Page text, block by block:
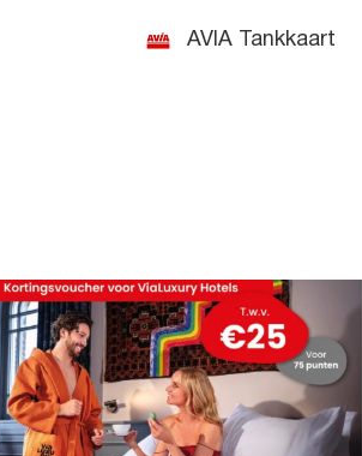
AVIA Tankkaart